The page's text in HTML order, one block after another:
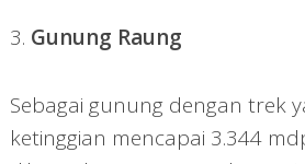
3. Gunung Raung
Sebagai gunung dengan trek
ketinggian mencapai 3.344